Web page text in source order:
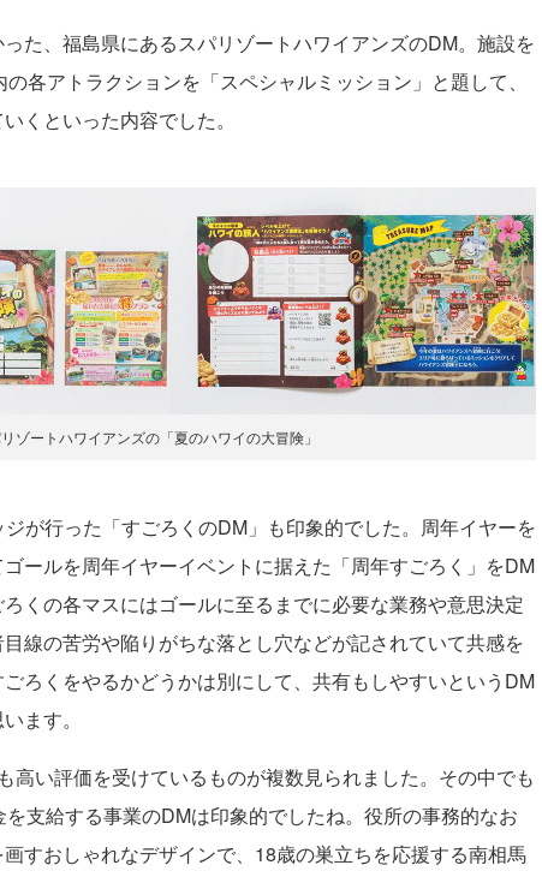
た、福島県にあるスパリゾートハワイアンズのDM。施設を
各アトラクションを「スペシャルミッション」と題して、
くといった内容でした。
ゾートハワイアンズの「夏のハワイの大冒険」
が行った「すごろくのDM」も印象的でした。周年イヤーを
ールを周年イヤーイベントに据えた「周年すごろく」をDM
くの各マスにはゴールに至るまでに必要な業務や意思決定
線の苦労や陥りがちな落とし穴などが記されていて共感を
ろくをやるかどうかは別にして、共有もしやすいというDM
ます。
高い評価を受けているものが複数見られました。その中でも
支給する事業のDMは印象的でしたね。役所の事務的なお
すおしゃれなデザインで、18歳の巣立ちを応援する南相馬